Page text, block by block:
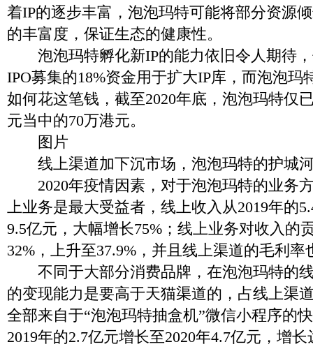
着IP的逐步丰富，泡泡玛特可能将部分资源
的丰富度，保证生态的健康性。
泡泡玛特孵化新IP的能力依旧令人期待，
IPO募集的18%资金用于扩大IP库，而泡泡玛
如何花这笔钱，截至2020年底，泡泡玛特仅
元当中的70万港元。
图片
线上渠道加下沉市场，泡泡玛特的护城
2020年疫情因素，对于泡泡玛特的业务
上业务是最大受益者，线上收入从2019年的
9.5亿元，大幅增长75%；线上业务对收入的
32%，上升至37.9%，并且线上渠道的毛利
不同于大部分消费品牌，在泡泡玛特的
的变现能力是要高于天猫渠道的，占线上渠
全部来自于“泡泡玛特抽盒机”微信小程序的
2019年的2.7亿元增长至2020年4.7亿元，增